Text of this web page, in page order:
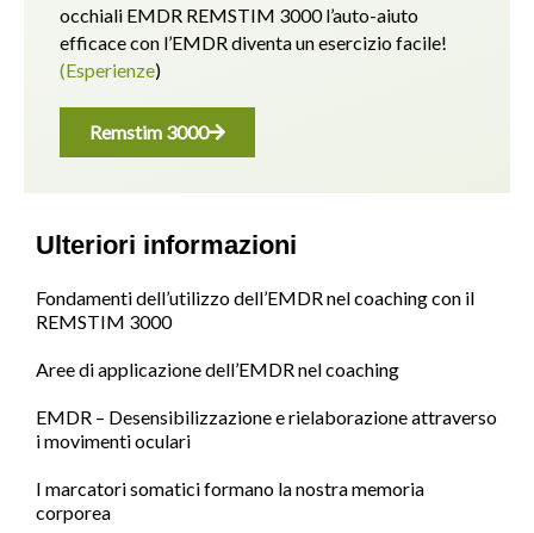
occhiali EMDR REMSTIM 3000 l’auto-aiuto
efficace con l’EMDR diventa un esercizio facile!
(Esperienze)
Remstim 3000
Ulteriori informazioni
Fondamenti dell’utilizzo dell’EMDR nel coaching con il
REMSTIM 3000
Aree di applicazione dell’EMDR nel coaching
EMDR – Desensibilizzazione e rielaborazione attraverso
i movimenti oculari
I marcatori somatici formano la nostra memoria
corporea